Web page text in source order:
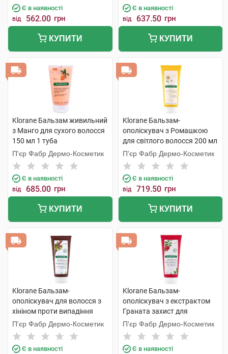
Є в наявності
від 562.00 грн
КУПИТИ
Є в наявності
від 637.50 грн
КУПИТИ
Klorane Бальзам живильний
з Манго для сухого волосся
150 мл 1 туба
П'єр Фабр Дермо-Косметик
Є в наявності
від 685.00 грн
КУПИТИ
Klorane Бальзам-
ополіскувач з Ромашкою
для світлого волосся 200 мл
1 туба
П'єр Фабр Дермо-Косметик
Є в наявності
від 719.50 грн
КУПИТИ
Klorane Бальзам-
ополіскувач для волосся з
хініном проти випадіння
волосся 200 мл 1 туба
П'єр Фабр Дермо-Косметик
Є в наявності
Klorane Бальзам-
ополіскувач з екстрактом
Граната захист для
фарбованого волосся 200
мл 1 туба
П'єр Фабр Дермо-Косметик
Є в наявності